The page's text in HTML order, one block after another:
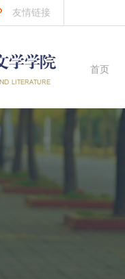
友情链接
首页